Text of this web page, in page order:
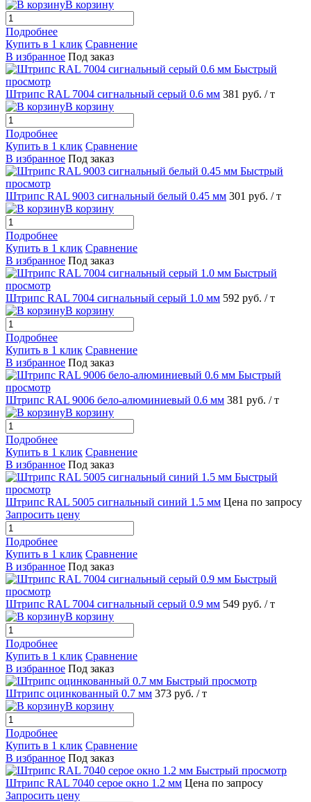
В корзину
Подробнее
Купить в 1 клик Сравнение
В избранное Под заказ
Быстрый
просмотр
Штрипс RAL 7004 сигнальный серый 0.6 мм 381 руб. / т
В корзину
Подробнее
Купить в 1 клик Сравнение
В избранное Под заказ
Быстрый
просмотр
Штрипс RAL 9003 сигнальный белый 0.45 мм 301 руб. / т
В корзину
Подробнее
Купить в 1 клик Сравнение
В избранное Под заказ
Быстрый
просмотр
Штрипс RAL 7004 сигнальный серый 1.0 мм 592 руб. / т
В корзину
Подробнее
Купить в 1 клик Сравнение
В избранное Под заказ
Быстрый
просмотр
Штрипс RAL 9006 бело-алюминиевый 0.6 мм 381 руб. / т
В корзину
Подробнее
Купить в 1 клик Сравнение
В избранное Под заказ
Быстрый
просмотр
Штрипс RAL 5005 сигнальный синий 1.5 мм Цена по запросу
Запросить цену
Подробнее
Купить в 1 клик Сравнение
В избранное Под заказ
Быстрый
просмотр
Штрипс RAL 7004 сигнальный серый 0.9 мм 549 руб. / т
В корзину
Подробнее
Купить в 1 клик Сравнение
В избранное Под заказ
Быстрый просмотр
Штрипс оцинкованный 0.7 мм 373 руб. / т
В корзину
Подробнее
Купить в 1 клик Сравнение
В избранное Под заказ
Быстрый просмотр
Штрипс RAL 7040 серое окно 1.2 мм Цена по запросу
Запросить цену